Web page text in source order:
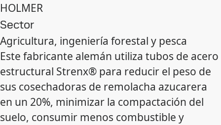
HOLMER
Sector
Agricultura, ingeniería forestal y pesca
Este fabricante alemán utiliza tubos de acero
estructural Strenx® para reducir el peso de
sus cosechadoras de remolacha azucarera
en un 20%, minimizar la compactación del
suelo, consumir menos combustible y